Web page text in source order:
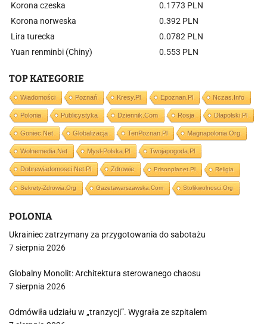
Korona czeska
0.1773 PLN
Korona norweska
0.392 PLN
Lira turecka
0.0782 PLN
Yuan renminbi (Chiny)
0.553 PLN
TOP KATEGORIE
Wiadomości Poznań Kresy.pl Epoznan.pl Nczas.info
Polonia Publicystyka Dziennik.com Rosja Dlapolski.pl
Goniec.net Globalizacja TenPoznan.pl Magnapolonia.org
Wolnemedia.net Mysl-Polska.pl Twojapogoda.pl
Dobrewiadomosci.net.pl Zdrowie Prisonplanet.pl Religia
Sekrety-Zdrowia.org Gazetawarszawska.com Stolikwolnosci.org
POLONIA
Ukrainiec zatrzymany za przygotowania do sabotażu
7 sierpnia 2026
Globalny Monolit: Architektura sterowanego chaosu
7 sierpnia 2026
Odmówiła udziału w „tranzycji”. Wygrała ze szpitalem